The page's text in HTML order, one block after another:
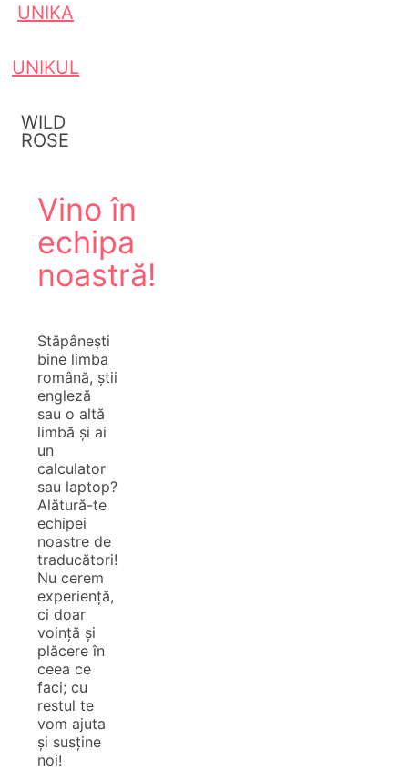
UNIKA
UNIKUL
WILD
ROSE
Vino în
echipa
noastră!
Stăpânești
bine limba
română, știi
engleză
sau o altă
limbă și ai
un
calculator
sau laptop?
Alătură-te
echipei
noastre de
traducători!
Nu cerem
experiență,
ci doar
voință și
plăcere în
ceea ce
faci; cu
restul te
vom ajuta
și susține
noi!